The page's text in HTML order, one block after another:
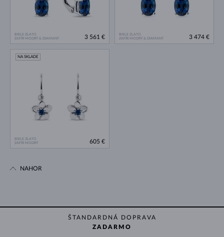
BIELE ZLATO
ZAFÍR MODRÝ & DIAMANT
3 561 €
BIELE ZLATO
ZAFÍR MODRÝ & DIAMANT
3 474 €
BIELE ZLATO
ZAFÍR MODRÝ
NA SKLADE
605 €
NAHOR
ŠTANDARDNÁ DOPRAVA
ZADARMO